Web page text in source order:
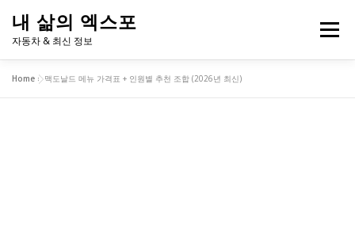
내 삶의 엑스포
자동차 & 최신 정보
메뉴
Home »맥도날드 메뉴 가격표 + 인원별 추천 조합 (2026년 최신)